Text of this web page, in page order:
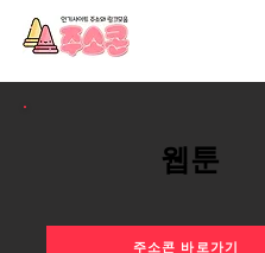
웹툰
주소콘 바로가기